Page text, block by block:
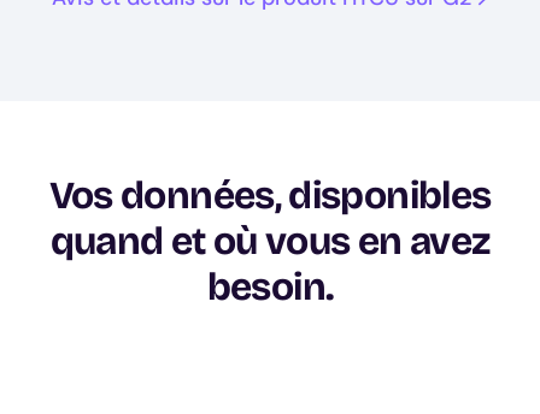
Vos données, disponibles
quand et où vous en avez
besoin.